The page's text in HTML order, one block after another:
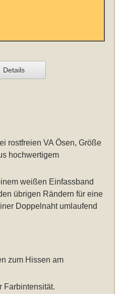
Details
rostfreien VA Ösen, Größe
hochwertigem
weißen Einfassband
übrigen Rändern für eine
Doppelnaht umlaufend
zum Hissen am
Farbintensität.